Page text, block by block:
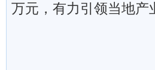
万元，有力引领当地产